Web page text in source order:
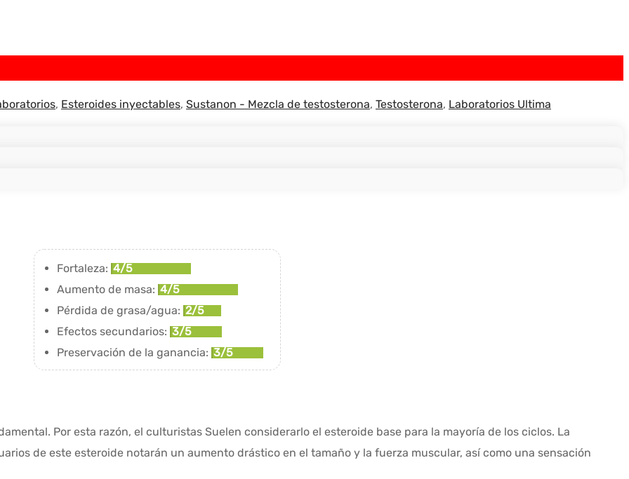
, Esteroides inyectables, Sustanon - Mezcla de testosterona, Testosterona, Laboratorios Ultima
Fortaleza: 4/5
Aumento de masa: 4/5
Pérdida de grasa/agua: 2/5
Efectos secundarios: 3/5
Preservación de la ganancia: 3/5
Por esta razón, el culturistas Suelen considerarlo el esteroide base para la mayoría de los ciclos. La
de este esteroide notarán un aumento drástico en el tamaño y la fuerza muscular, así como una sensación